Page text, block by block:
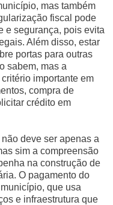
mas também
fiscal pode
e segurança, pois evita
Além disso, estar
portas para outras
sabem, mas a
importante em
compra de
crédito em
deve ser apenas a
sim a compreensão
na construção de
O pagamento do
que usa
e infraestrutura que